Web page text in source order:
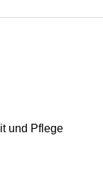
und Pflege